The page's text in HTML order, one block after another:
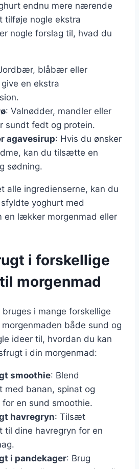
endnu mere nærende
tilføje nogle ekstra
nogle forslag til, hvad du
blåbær eller
en ekstra
: Valnødder, mandler eller
sundt fedt og protein.
agavesirup: Hvis du ønsker
kan du tilsætte en
sødning.
alle ingredienserne, kan du
yoghurt med
en lækker morgenmad eller
i forskellige
morgenmad
i mange forskellige
både sund og
ideer til, hvordan du kan
i din morgenmad:
smoothie: Blend
med banan, spinat og
en sund smoothie.
havregryn: Tilsæt
til dine havregryn for en
i pandekager: Brug